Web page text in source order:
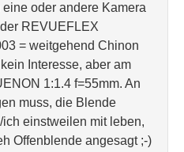
oder andere Kamera
REVUEFLEX
= weitgehend Chinon
Interesse, aber am
1:1.4 f=55mm. An
muss, die Blende
einstweilen mit leben,
Offenblende angesagt ;-)